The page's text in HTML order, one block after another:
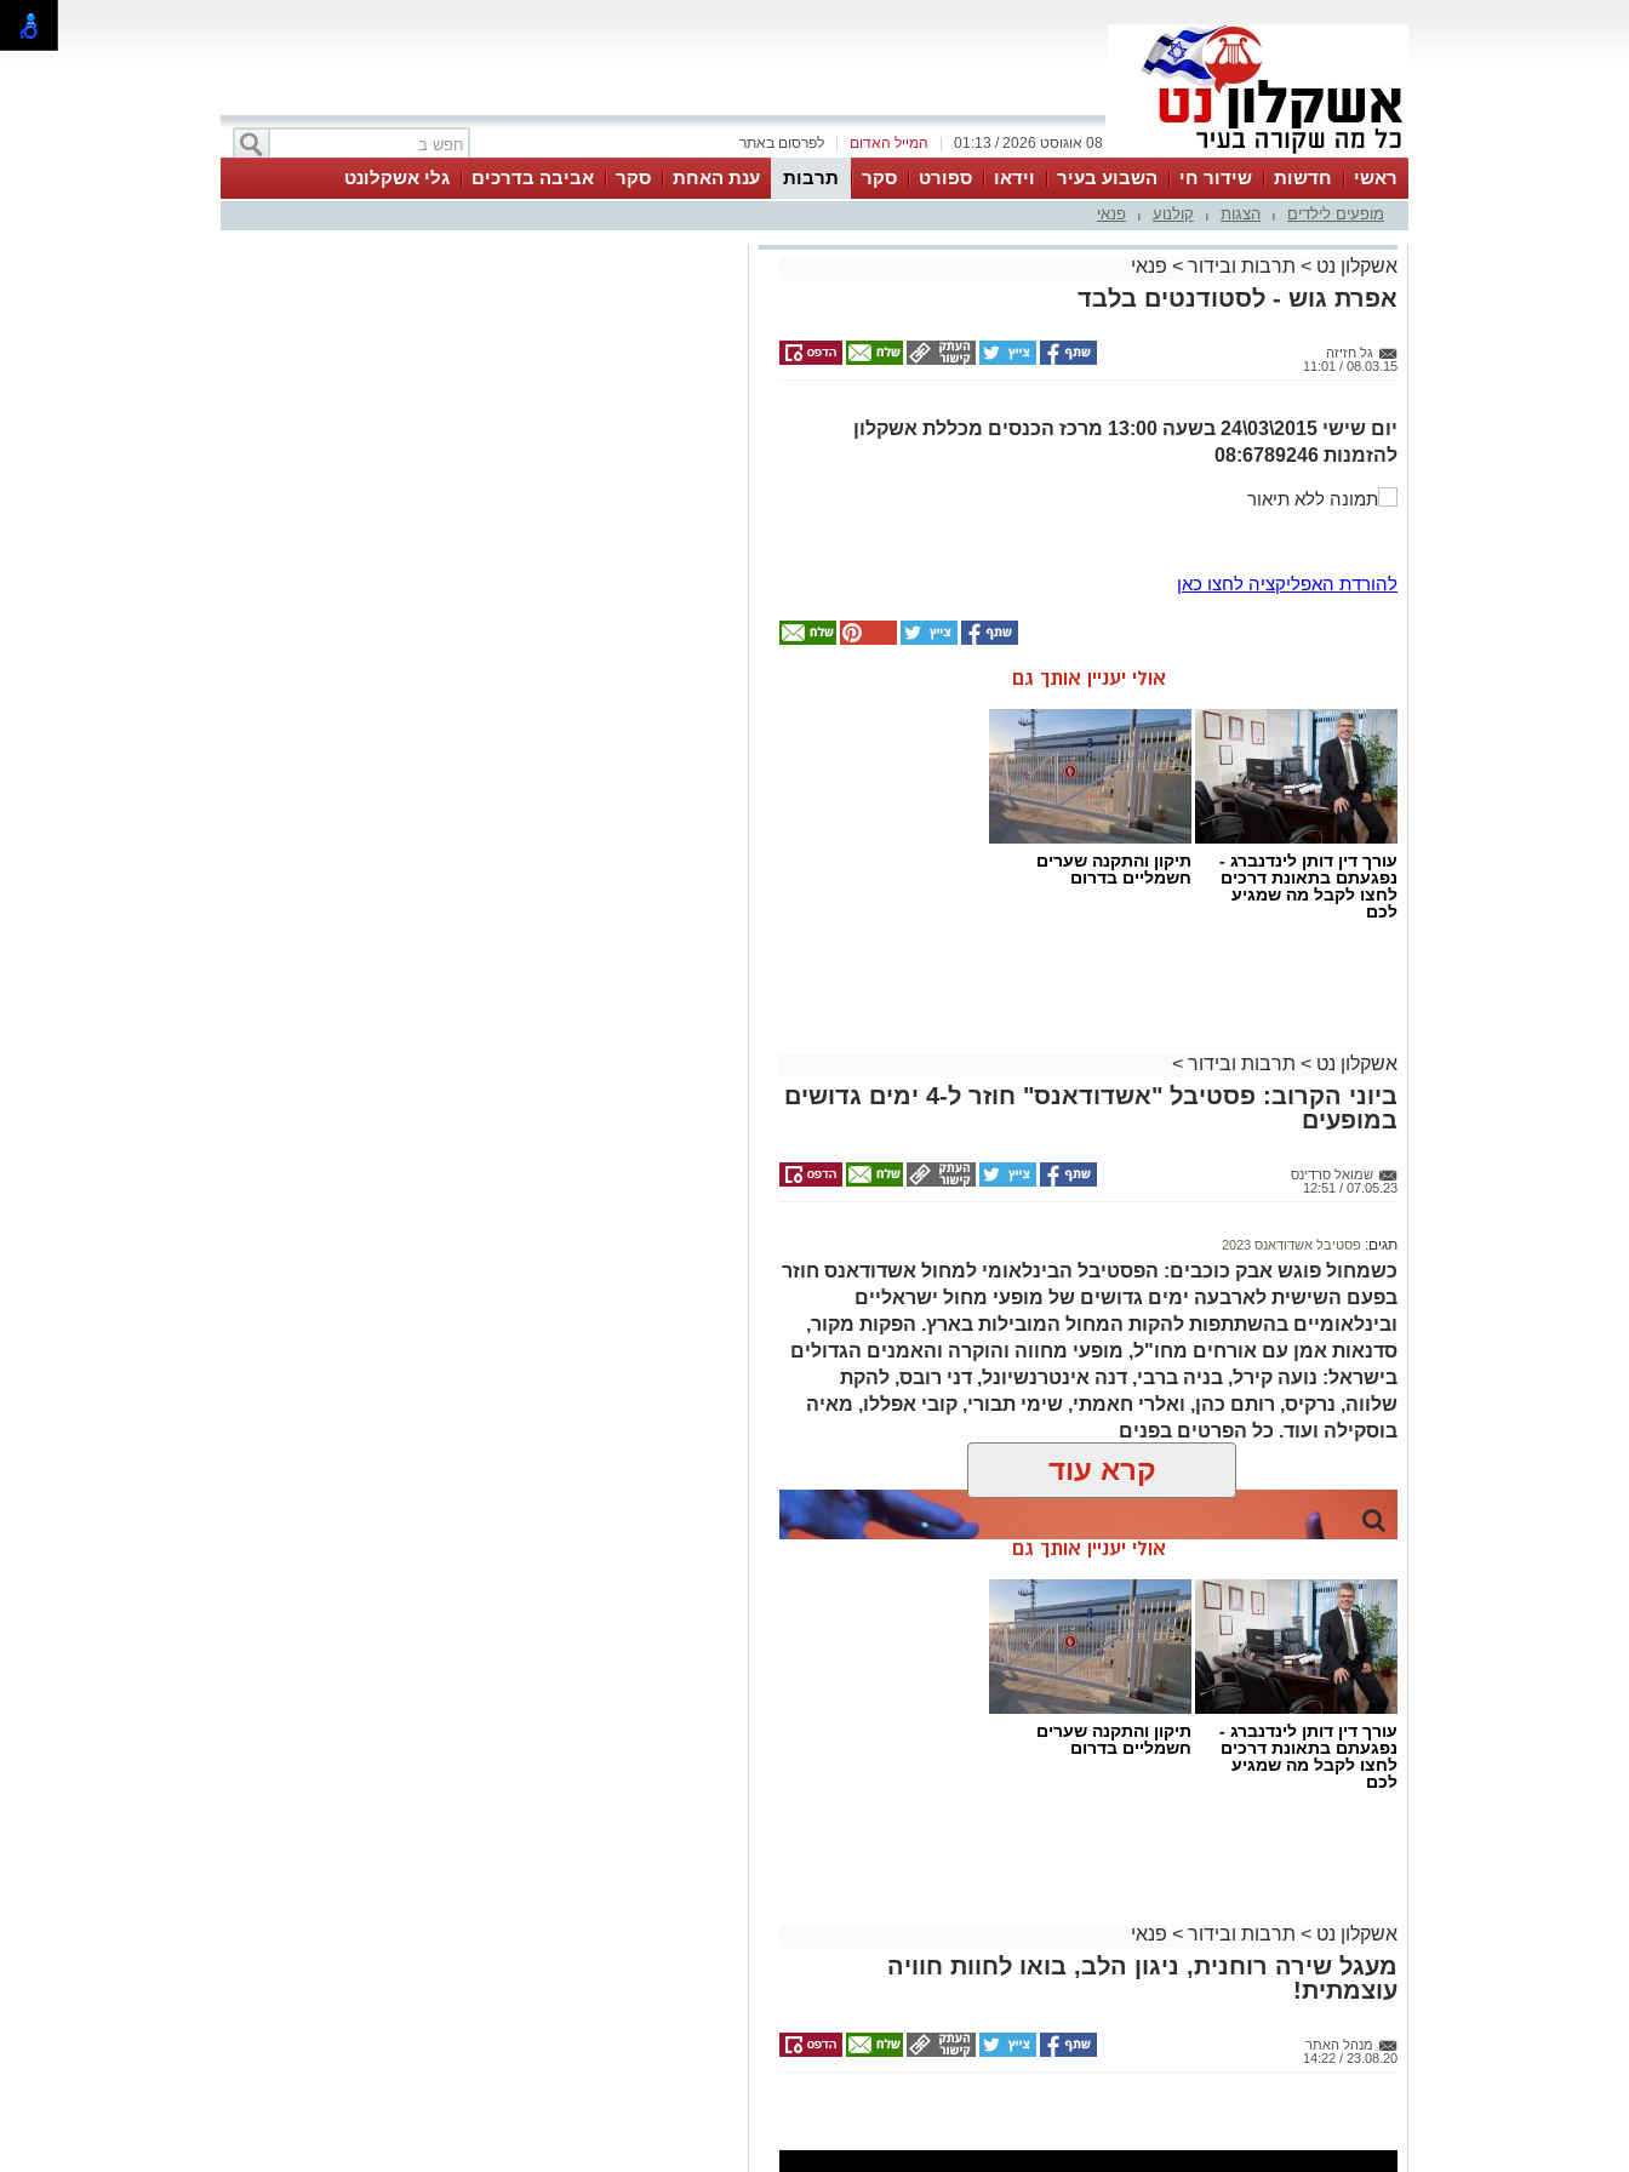
לפרסום באתר המייל האדום 08 אוגוסט 2026 / 01:13
ראשי חדשות שידור חי השבוע בעיר וידאו ספורט סקר תרבות ענת האחת סקר אביבה בדרכים גלי אשקלונט
מופעים לילדים הצגות קולנוע פנאי
אשקלון נט > תרבות ובידור > פנאי
אפרת גוש - לסטודנטים בלבד
גל חזיזה
08.03.15 / 11:01
יום שישי 2015\03\24 בשעה 13:00 מרכז הכנסים מכללת אשקלון
להזמנות 08:6789246
להורדת האפליקציה לחצו כאן
אולי יעניין אותך גם
עורך דין דותן לינדנברג -
נפגעתם בתאונת דרכים
לחצו לקבל מה שמגיע
לכם
תיקון והתקנה שערים
חשמליים בדרום
אשקלון נט > תרבות ובידור >
ביוני הקרוב: פסטיבל "אשדודאנס" חוזר ל-4 ימים גדושים
במופעים
שמואל סרדינס
07.05.23 / 12:51
תגים: פסטיבל אשדודאנס 2023
כשמחול פוגש אבק כוכבים: הפסטיבל הבינלאומי למחול אשדודאנס חוזר
בפעם השישית לארבעה ימים גדושים של מופעי מחול ישראליים
ובינלאומיים בהשתתפות להקות המחול המובילות בארץ. הפקות מקור,
סדנאות אמן עם אורחים מחו"ל, מופעי מחווה והוקרה והאמנים הגדולים
בישראל: נועה קירל, בניה ברבי, דנה אינטרנשיונל, דני רובס, להקת
שלווה, נרקיס, רותם כהן, ואלרי חאמתי, שימי תבורי, קובי אפללו, מאיה
בוסקילה ועוד. כל הפרטים בפנים
קרא עוד
אולי יעניין אותך גם
עורך דין דותן לינדנברג -
נפגעתם בתאונת דרכים
לחצו לקבל מה שמגיע
לכם
תיקון והתקנה שערים
חשמליים בדרום
אשקלון נט > תרבות ובידור > פנאי
מעגל שירה רוחנית, ניגון הלב, בואו לחוות חוויה
עוצמתית!
מנהל האתר
23.08.20 / 14:22